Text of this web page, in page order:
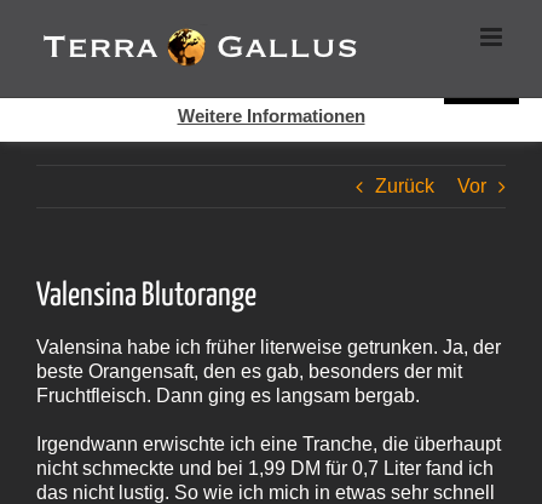
Inhalt
springen
Zurück Vor
Valensina Blutorange
Valensina habe ich früher literweise getrunken. Ja, der
beste Orangensaft, den es gab, besonders der mit
Fruchtfleisch. Dann ging es langsam bergab.
Irgendwann erwischte ich eine Tranche, die überhaupt
nicht schmeckte und bei 1,99 DM für 0,7 Liter fand ich
das nicht lustig. So wie ich mich in etwas sehr schnell
Cookies helfen auf auf dieser Seite bei der Bereitstellung der
Dienste. Durch die Nutzung dieser Webseite erklären Sie sich
Weitere Informationen